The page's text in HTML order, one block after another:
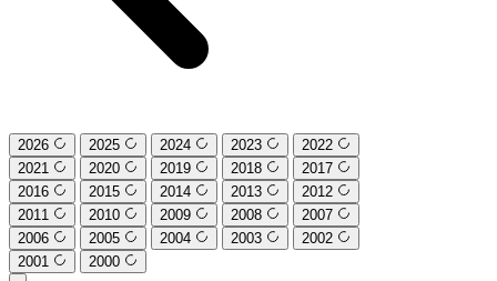
2026 2025 2024 2023
2022
2021
2020 2019 2018
2017
2016
2015 2014 2013
2012
2011
2010 2009 2008
2007
2006
2005 2004 2003
2002
2001
2000